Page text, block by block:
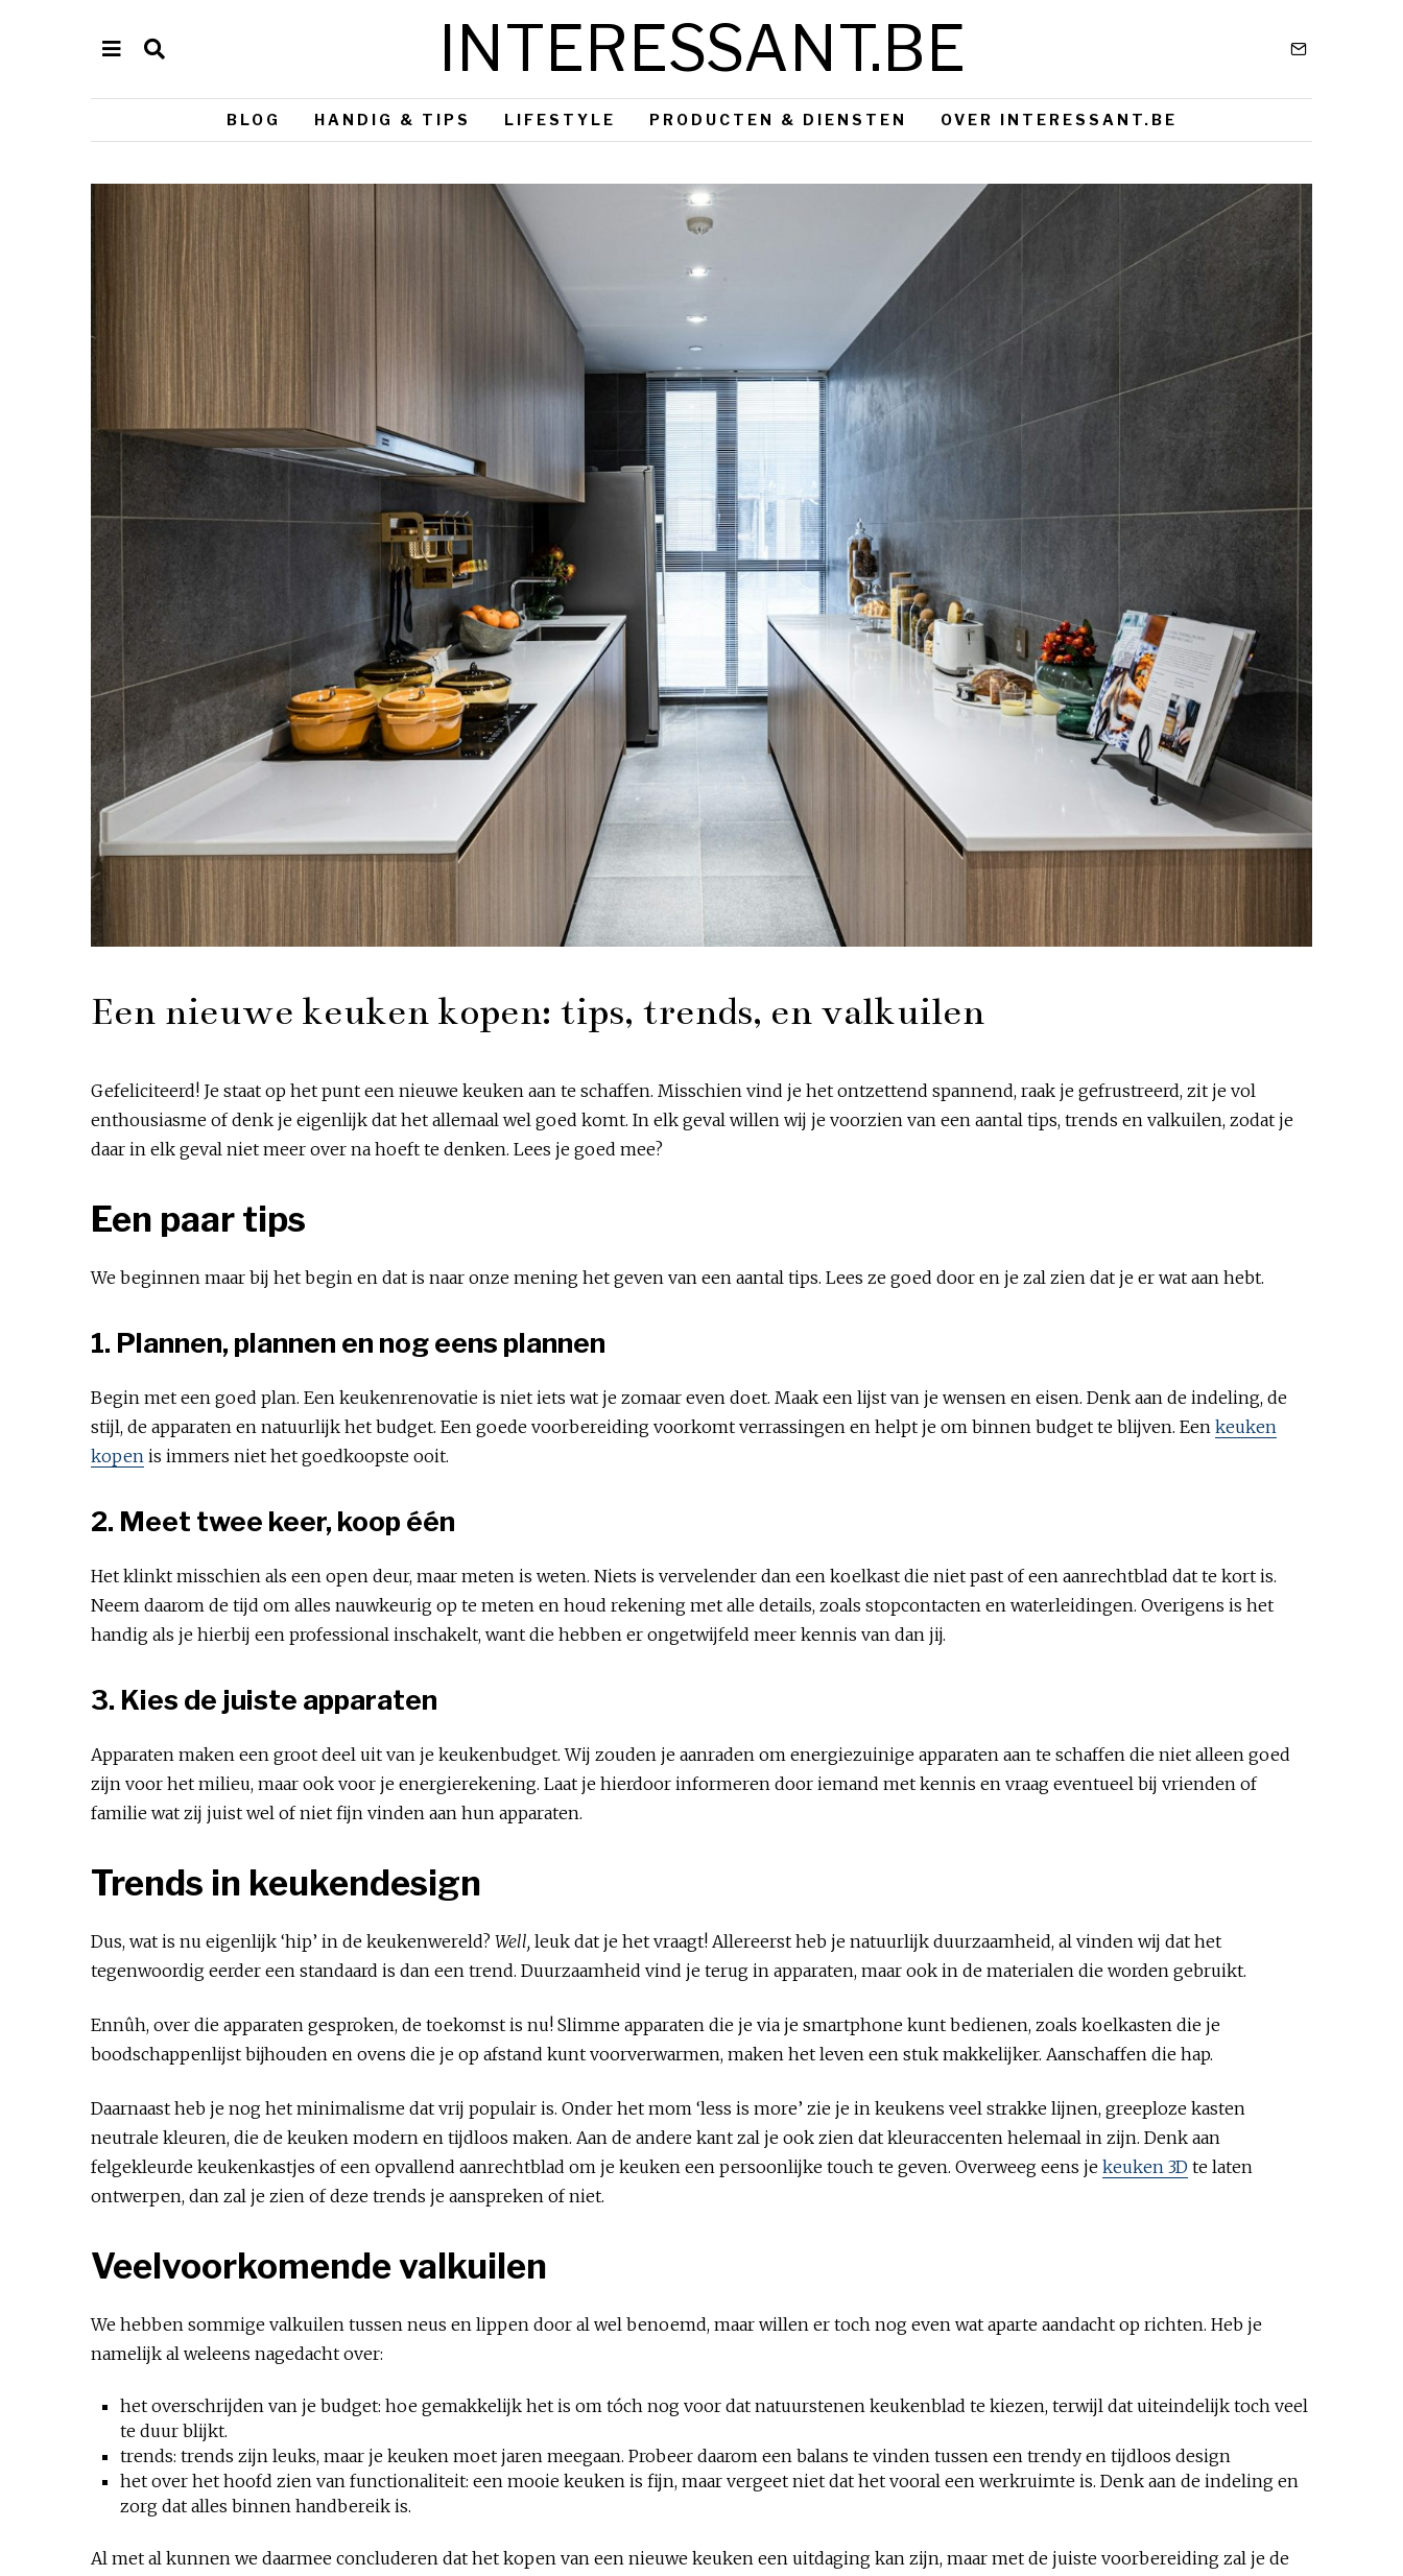
INTERESSANT.BE
BLOG HANDIG & TIPS LIFESTYLE PRODUCTEN & DIENSTEN OVER INTERESSANT.BE
Een nieuwe keuken kopen: tips, trends, en valkuilen
Gefeliciteerd! Je staat op het punt een nieuwe keuken aan te schaffen. Misschien vind je het ontzettend spannend, raak je gefrustreerd, zit je vol
enthousiasme of denk je eigenlijk dat het allemaal wel goed komt. In elk geval willen wij je voorzien van een aantal tips, trends en valkuilen, zodat je
daar in elk geval niet meer over na hoeft te denken. Lees je goed mee?
Een paar tips
We beginnen maar bij het begin en dat is naar onze mening het geven van een aantal tips. Lees ze goed door en je zal zien dat je er wat aan hebt.
1. Plannen, plannen en nog eens plannen
Begin met een goed plan. Een keukenrenovatie is niet iets wat je zomaar even doet. Maak een lijst van je wensen en eisen. Denk aan de indeling, de
stijl, de apparaten en natuurlijk het budget. Een goede voorbereiding voorkomt verrassingen en helpt je om binnen budget te blijven. Een keuken
kopen is immers niet het goedkoopste ooit.
2. Meet twee keer, koop één
Het klinkt misschien als een open deur, maar meten is weten. Niets is vervelender dan een koelkast die niet past of een aanrechtblad dat te kort is.
Neem daarom de tijd om alles nauwkeurig op te meten en houd rekening met alle details, zoals stopcontacten en waterleidingen. Overigens is het
handig als je hierbij een professional inschakelt, want die hebben er ongetwijfeld meer kennis van dan jij.
3. Kies de juiste apparaten
Apparaten maken een groot deel uit van je keukenbudget. Wij zouden je aanraden om energiezuinige apparaten aan te schaffen die niet alleen goed
zijn voor het milieu, maar ook voor je energierekening. Laat je hierdoor informeren door iemand met kennis en vraag eventueel bij vrienden of
familie wat zij juist wel of niet fijn vinden aan hun apparaten.
Trends in keukendesign
Dus, wat is nu eigenlijk ‘hip’ in de keukenwereld? Well, leuk dat je het vraagt! Allereerst heb je natuurlijk duurzaamheid, al vinden wij dat het
tegenwoordig eerder een standaard is dan een trend. Duurzaamheid vind je terug in apparaten, maar ook in de materialen die worden gebruikt.
Ennûh, over die apparaten gesproken, de toekomst is nu! Slimme apparaten die je via je smartphone kunt bedienen, zoals koelkasten die je
boodschappenlijst bijhouden en ovens die je op afstand kunt voorverwarmen, maken het leven een stuk makkelijker. Aanschaffen die hap.
Daarnaast heb je nog het minimalisme dat vrij populair is. Onder het mom ‘less is more’ zie je in keukens veel strakke lijnen, greeploze kasten
neutrale kleuren, die de keuken modern en tijdloos maken. Aan de andere kant zal je ook zien dat kleuraccenten helemaal in zijn. Denk aan
felgekleurde keukenkastjes of een opvallend aanrechtblad om je keuken een persoonlijke touch te geven. Overweeg eens je keuken 3D te laten
ontwerpen, dan zal je zien of deze trends je aanspreken of niet.
Veelvoorkomende valkuilen
We hebben sommige valkuilen tussen neus en lippen door al wel benoemd, maar willen er toch nog even wat aparte aandacht op richten. Heb je
namelijk al weleens nagedacht over:
het overschrijden van je budget: hoe gemakkelijk het is om tóch nog voor dat natuurstenen keukenblad te kiezen, terwijl dat uiteindelijk toch veel
te duur blijkt.
trends: trends zijn leuks, maar je keuken moet jaren meegaan. Probeer daarom een balans te vinden tussen een trendy en tijdloos design
het over het hoofd zien van functionaliteit: een mooie keuken is fijn, maar vergeet niet dat het vooral een werkruimte is. Denk aan de indeling en
zorg dat alles binnen handbereik is.
Al met al kunnen we daarmee concluderen dat het kopen van een nieuwe keuken een uitdaging kan zijn, maar met de juiste voorbereiding zal je de